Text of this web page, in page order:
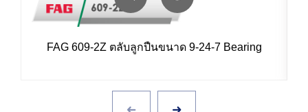
FAG 609-2Z ตลับลูกปืนขนาด 9-24-7 Bearing